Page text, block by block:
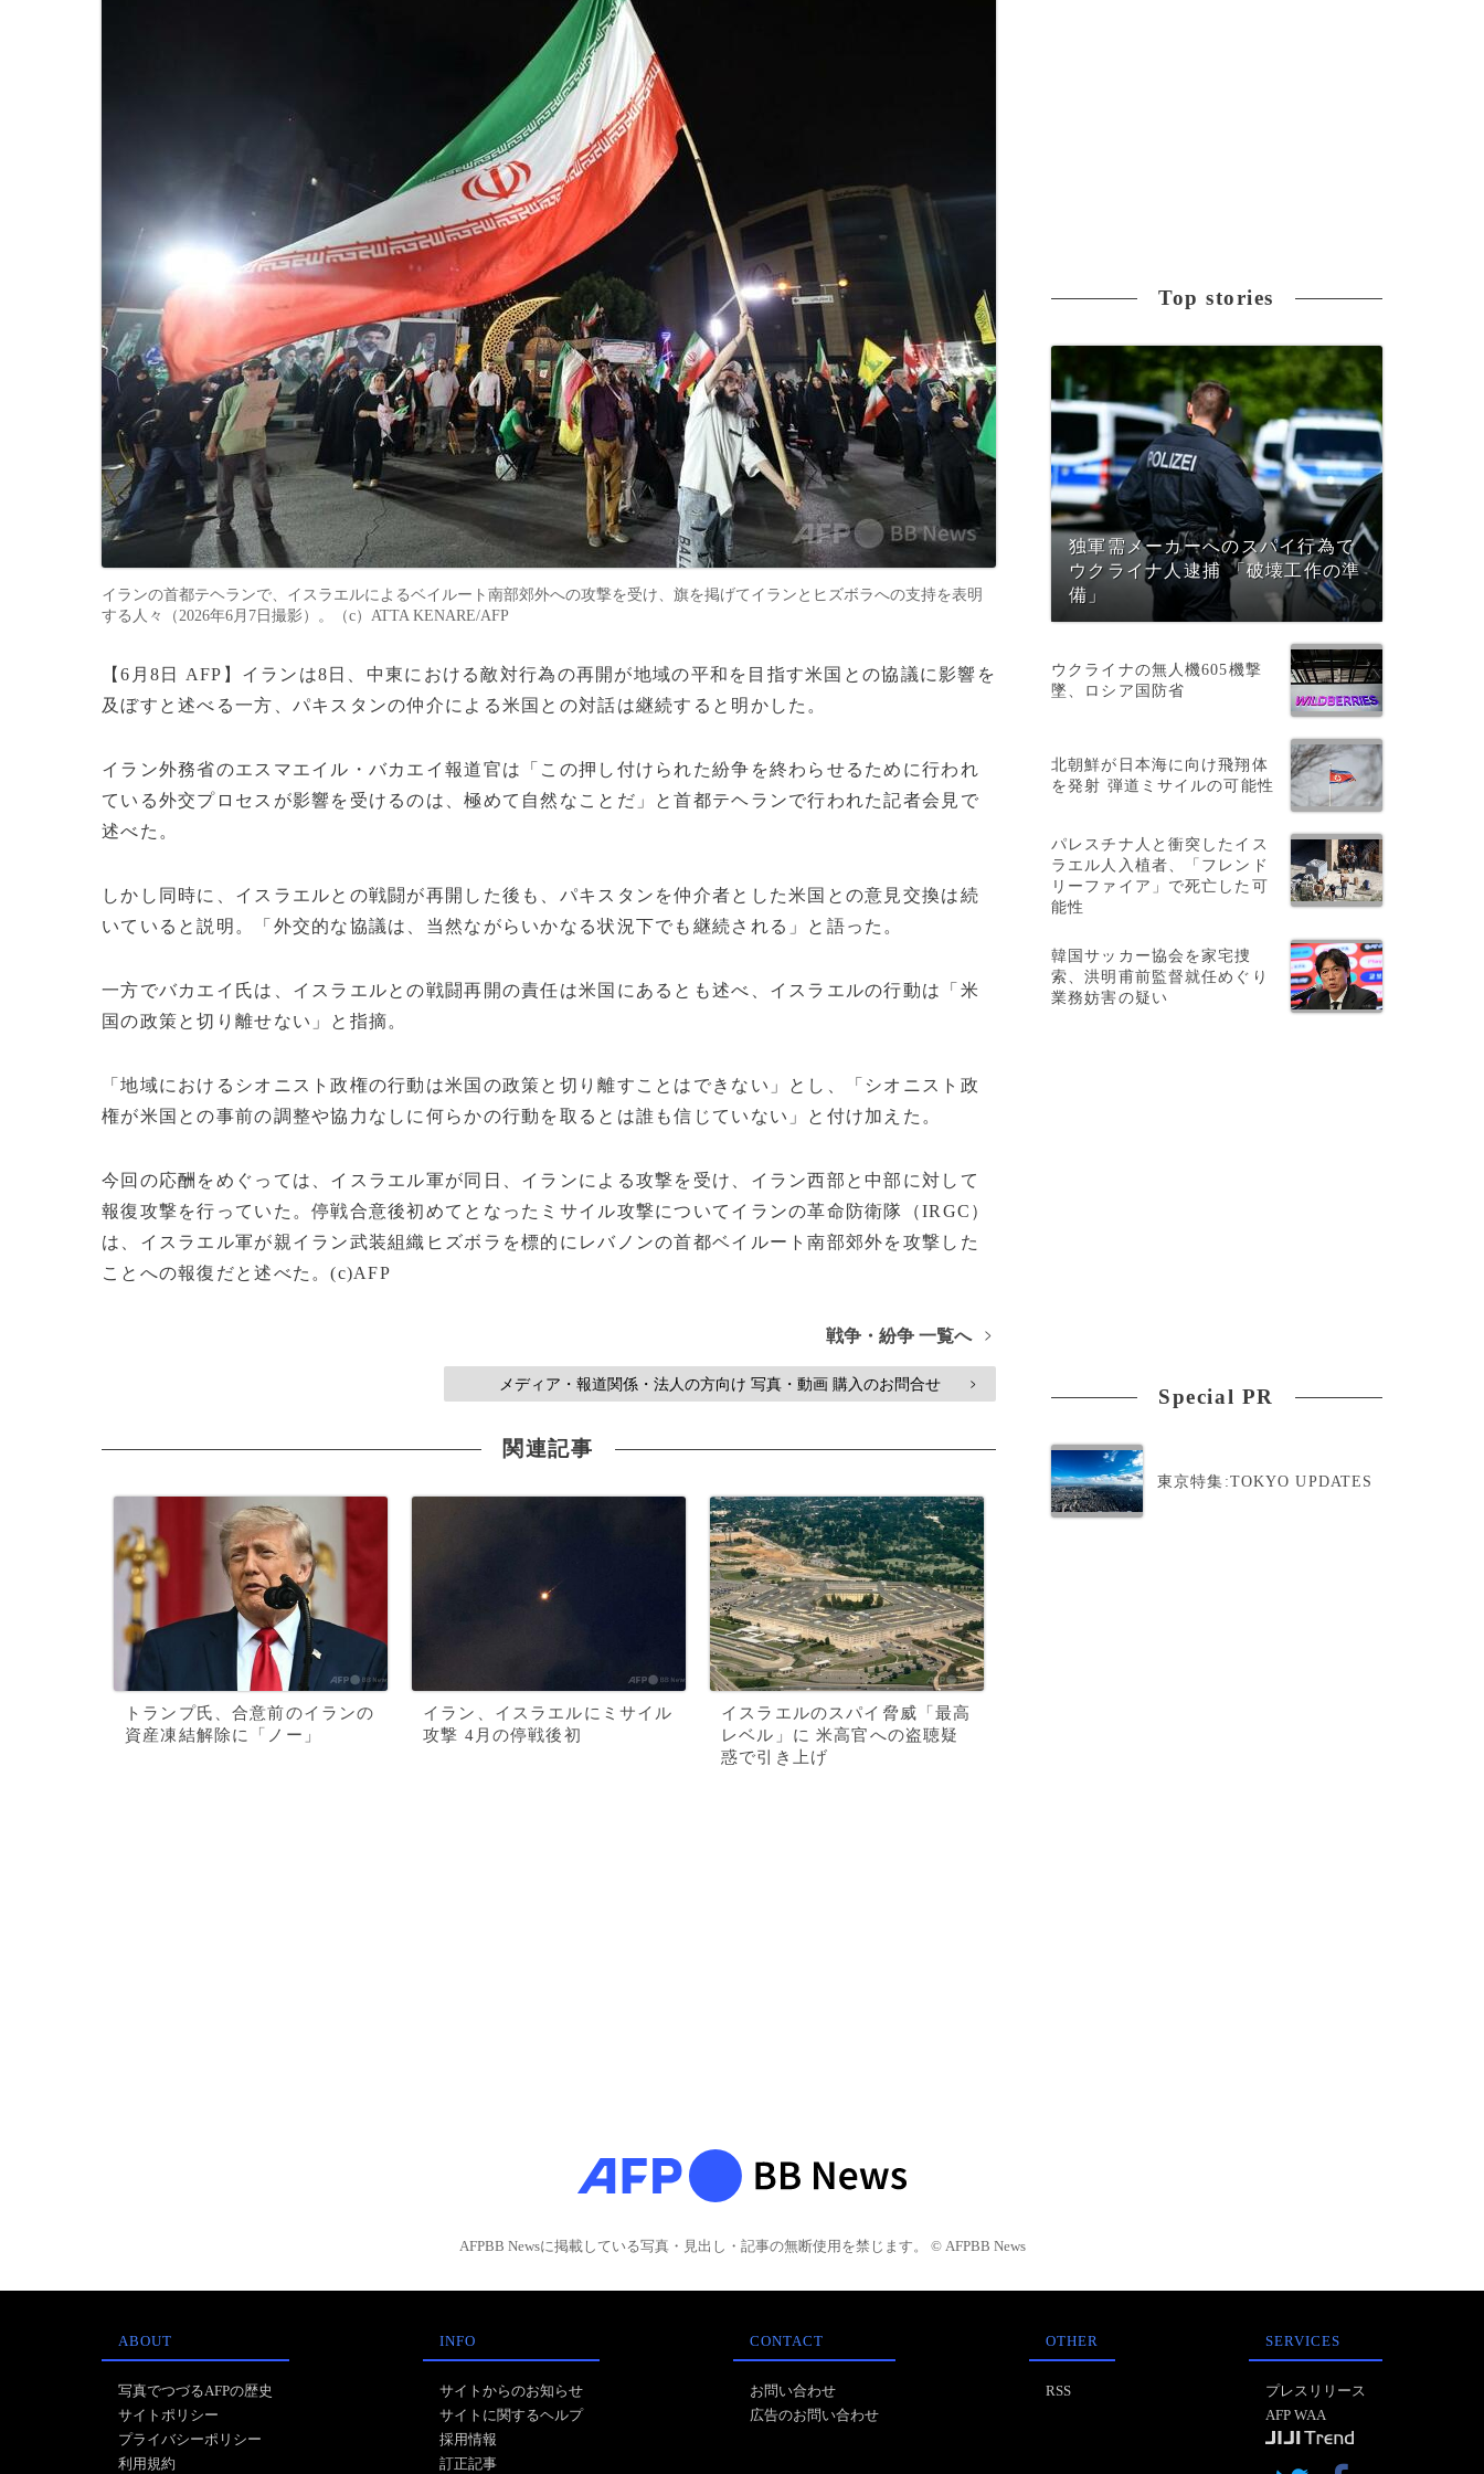
イランの首都テヘランで、イスラエルによるベイルート南部郊外への攻撃を受け、旗を掲げてイランとヒズボラへの支持を表明
する人々（2026年6月7日撮影）。（c）ATTA KENARE/AFP
【6月8日 AFP】イランは8日、中東における敵対行為の再開が地域の平和を目指す米国との協議に影響を
及ぼすと述べる一方、パキスタンの仲介による米国との対話は継続すると明かした。
イラン外務省のエスマエイル・バカエイ報道官は「この押し付けられた紛争を終わらせるために行われ
ている外交プロセスが影響を受けるのは、極めて自然なことだ」と首都テヘランで行われた記者会見で
述べた。
しかし同時に、イスラエルとの戦闘が再開した後も、パキスタンを仲介者とした米国との意見交換は続
いていると説明。「外交的な協議は、当然ながらいかなる状況下でも継続される」と語った。
一方でバカエイ氏は、イスラエルとの戦闘再開の責任は米国にあるとも述べ、イスラエルの行動は「米
国の政策と切り離せない」と指摘。
「地域におけるシオニスト政権の行動は米国の政策と切り離すことはできない」とし、「シオニスト政
権が米国との事前の調整や協力なしに何らかの行動を取るとは誰も信じていない」と付け加えた。
今回の応酬をめぐっては、イスラエル軍が同日、イランによる攻撃を受け、イラン西部と中部に対して
報復攻撃を行っていた。停戦合意後初めてとなったミサイル攻撃についてイランの革命防衛隊（IRGC）
は、イスラエル軍が親イラン武装組織ヒズボラを標的にレバノンの首都ベイルート南部郊外を攻撃した
ことへの報復だと述べた。(c)AFP
戦争・紛争 一覧へ >
メディア・報道関係・法人の方向け 写真・動画 購入のお問合せ >
関連記事
トランプ氏、合意前のイランの
資産凍結解除に「ノー」
イラン、イスラエルにミサイル
攻撃 4月の停戦後初
イスラエルのスパイ脅威「最高
レベル」に 米高官への盗聴疑
惑で引き上げ
Top stories
独軍需メーカーへのスパイ行為で
ウクライナ人逮捕 「破壊工作の準
備」
ウクライナの無人機605機撃
墜、ロシア国防省
北朝鮮が日本海に向け飛翔体
を発射 弾道ミサイルの可能性
パレスチナ人と衝突したイス
ラエル人入植者、「フレンド
リーファイア」で死亡した可
能性
韓国サッカー協会を家宅捜
索、洪明甫前監督就任めぐり
業務妨害の疑い
Special PR
東京特集:TOKYO UPDATES
AFPBB Newsに掲載している写真・見出し・記事の無断使用を禁じます。 © AFPBB News
ABOUT
写真でつづるAFPの歴史
サイトポリシー
プライバシーポリシー
利用規約
INFO
サイトからのお知らせ
サイトに関するヘルプ
採用情報
訂正記事
CONTACT
お問い合わせ
広告のお問い合わせ
OTHER
RSS
SERVICES
プレスリリース
AFP WAA